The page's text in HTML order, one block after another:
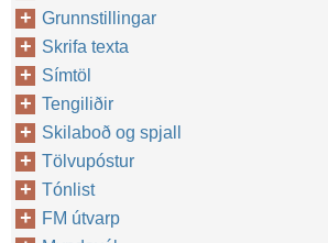
Grunnstillingar
Skrifa texta
Símtöl
Tengiliðir
Skilaboð og spjall
Tölvupóstur
Tónlist
FM útvarp